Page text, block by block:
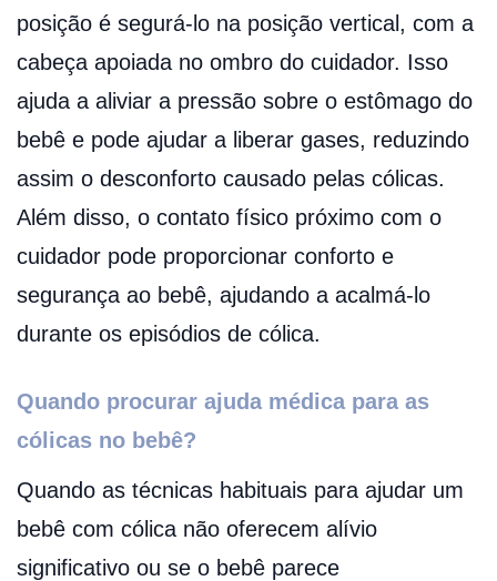
posição é segurá-lo na posição vertical, com a
cabeça apoiada no ombro do cuidador. Isso
ajuda a aliviar a pressão sobre o estômago do
bebê e pode ajudar a liberar gases, reduzindo
assim o desconforto causado pelas cólicas.
Além disso, o contato físico próximo com o
cuidador pode proporcionar conforto e
segurança ao bebê, ajudando a acalmá-lo
durante os episódios de cólica.
Quando procurar ajuda médica para as
cólicas no bebê?
Quando as técnicas habituais para ajudar um
bebê com cólica não oferecem alívio
significativo ou se o bebê parece